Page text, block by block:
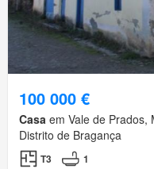
100 000 €
Casa em Vale de Prados,
Distrito de Bragança
T3
1